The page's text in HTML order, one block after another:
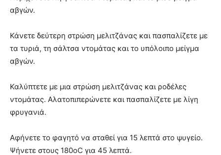
αβγών.
Κάνετε δεύτερη στρώση μελιτζάνας και πασπαλίζετε µε
τα τυριά, τη σάλτσα ντομάτας και το υπόλοιπο μείγμα
αβγών.
Καλύπτετε µε μια στρώση μελιτζάνας και ροδέλες
ντομάτας. Αλατοπιπερώνετε και πασπαλίζετε µε λίγη
φρυγανιά.
Αφήνετε το φαγητό να σταθεί για 15 λεπτά στο ψυγείο.
Ψήνετε στους 180οC για 45 λεπτά.